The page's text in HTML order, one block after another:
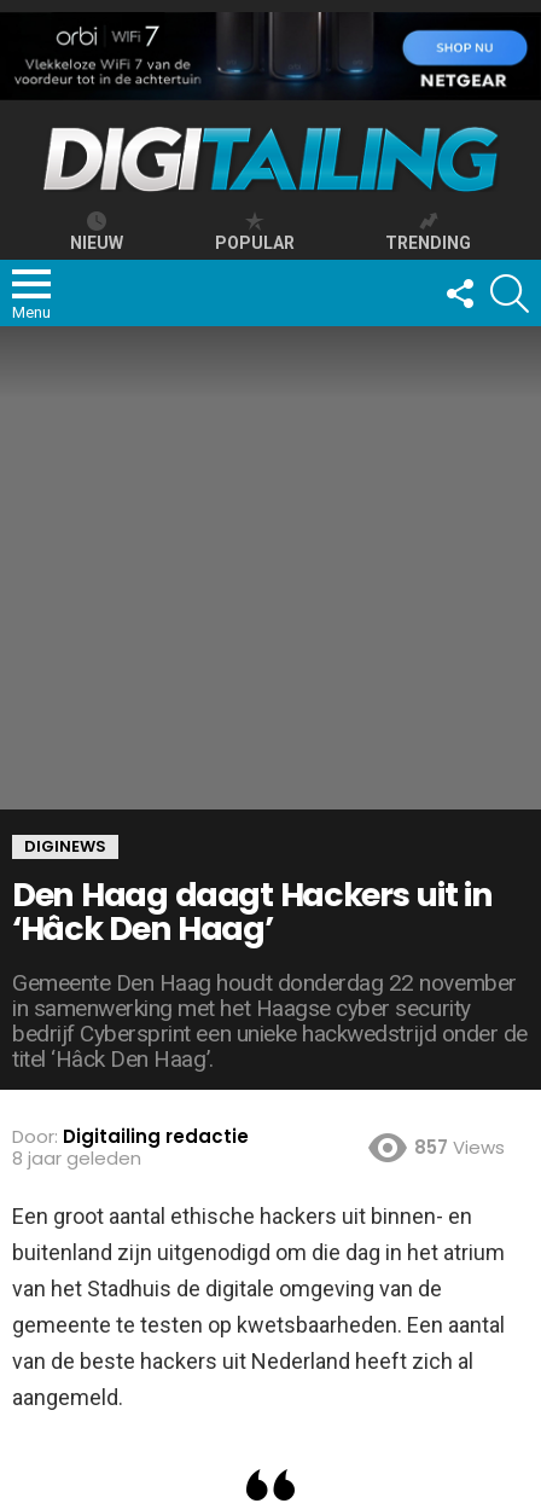
NIEUW POPULAR TRENDING
Menu
FOLLOW
US
DIGINEWS
Den Haag daagt Hackers uit in
‘Hâck Den Haag’
Gemeente Den Haag houdt donderdag 22 november
in samenwerking met het Haagse cyber security
bedrijf Cybersprint een unieke hackwedstrijd onder de
titel ‘Hâck Den Haag’.
Door: Digitailing redactie
8 jaar geleden
857 Views
Een groot aantal ethische hackers uit binnen- en
buitenland zijn uitgenodigd om die dag in het atrium
van het Stadhuis de digitale omgeving van de
gemeente te testen op kwetsbaarheden. Een aantal
van de beste hackers uit Nederland heeft zich al
aangemeld.